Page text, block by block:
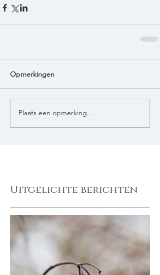
Opmerkingen
Plaats een opmerking...
Uitgelichte berichten